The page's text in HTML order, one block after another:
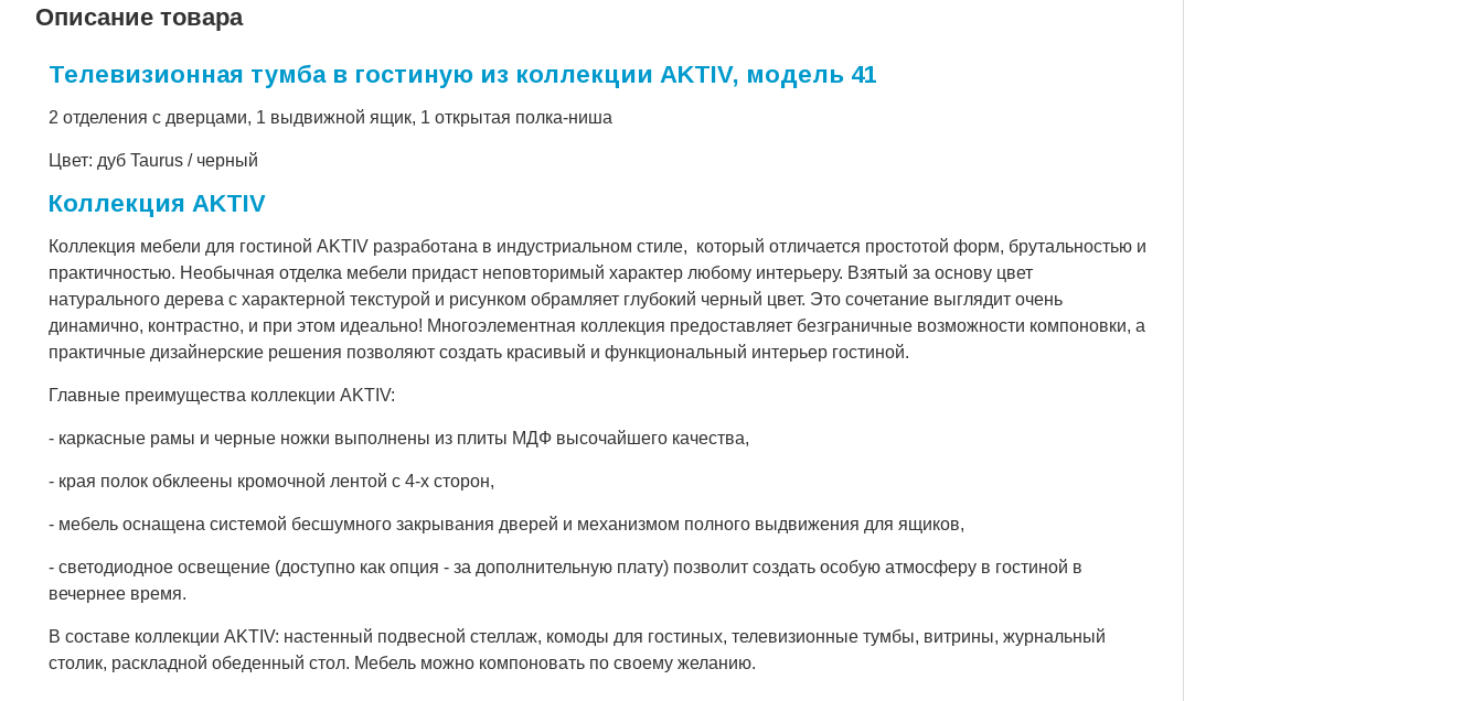
Описание товара
Телевизионная тумба в гостиную из коллекции AKTIV, модель 41
2 отделения с дверцами, 1 выдвижной ящик, 1 открытая полка-ниша
Цвет: дуб Taurus / черный
Коллекция AKTIV
Коллекция мебели для гостиной AKTIV разработана в индустриальном стиле, который отличается простотой форм, брутальностью и
практичностью. Необычная отделка мебели придаст неповторимый характер любому интерьеру. Взятый за основу цвет
натурального дерева с характерной текстурой и рисунком обрамляет глубокий черный цвет. Это сочетание выглядит очень
динамично, контрастно, и при этом идеально! Многоэлементная коллекция предоставляет безграничные возможности компоновки, а
практичные дизайнерские решения позволяют создать красивый и функциональный интерьер гостиной.
Главные преимущества коллекции AKTIV:
- каркасные рамы и черные ножки выполнены из плиты МДФ высочайшего качества,
- края полок обклеены кромочной лентой с 4-х сторон,
- мебель оснащена системой бесшумного закрывания дверей и механизмом полного выдвижения для ящиков,
- светодиодное освещение (доступно как опция - за дополнительную плату) позволит создать особую атмосферу в гостиной в
вечернее время.
В составе коллекции AKTIV: настенный подвесной стеллаж, комоды для гостиных, телевизионные тумбы, витрины, журнальный
столик, раскладной обеденный стол. Мебель можно компоновать по своему желанию.